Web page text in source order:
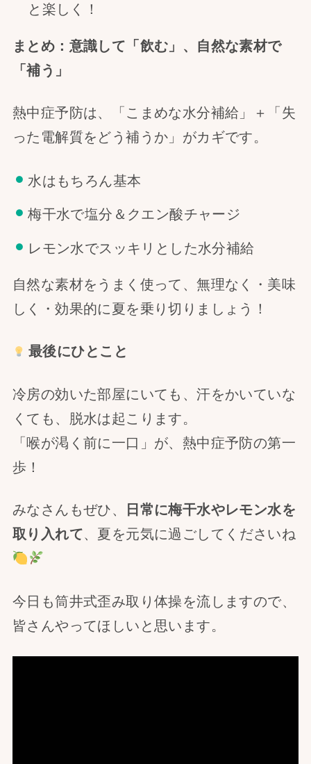
と楽しく！
まとめ：意識して「飲む」、自然な素材で
「補う」
熱中症予防は、「こまめな水分補給」＋「失
った電解質をどう補うか」がカギです。
水はもちろん基本
梅干水で塩分＆クエン酸チャージ
レモン水でスッキリとした水分補給
自然な素材をうまく使って、無理なく・美味
しく・効果的に夏を乗り切りましょう！
最後にひとこと
冷房の効いた部屋にいても、汗をかいていな
くても、脱水は起こります。
「喉が渇く前に一口」が、熱中症予防の第一
歩！
みなさんもぜひ、
日常に梅干水やレモン水を
取り入れて、夏を元気に過ごしてくださいね
今日も筒井式歪み取り体操を流しますので、
皆さんやってほしいと思います。